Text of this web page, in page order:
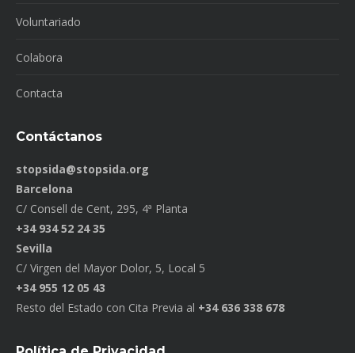
Voluntariado
Colabora
Contacta
Contáctanos
stopsida@stopsida.org
Barcelona
C/ Consell de Cent, 295, 4ª Planta
+34 934 52 24 35
Sevilla
C/ Virgen del Mayor Dolor, 5, Local 5
+34 955 12 05 43
Resto del Estado con Cita Previa al +34 636 338 678